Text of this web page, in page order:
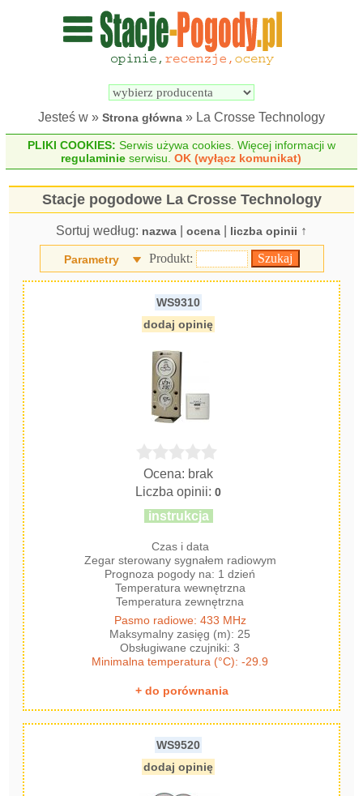
Wyszukiwarka
pogodowych
Jesteś w » Strona główna » La Crosse Technology
PLIKI COOKIES: Serwis używa cookies. Więcej informacji w
regulaminie serwisu.OK (wyłącz komunikat)
Stacje pogodowe La Crosse Technology
Sortuj według: nazwa ocena liczba opinii ↑
Parametry Produkt:
WS9310
dodaj opinię
Ocena: brak
Liczba opinii:0
instrukcja
Czas i data
Zegar sterowany sygnałem radiowym
Prognoza pogody na: 1 dzień
Temperatura wewnętrzna
Temperatura zewnętrzna
Pasmo radiowe: 433 MHz
Maksymalny zasięg (m): 25
Obsługiwane czujniki: 3
Minimalna temperatura (°C): -29.9
+ do porównania
WS9520
dodaj opinię